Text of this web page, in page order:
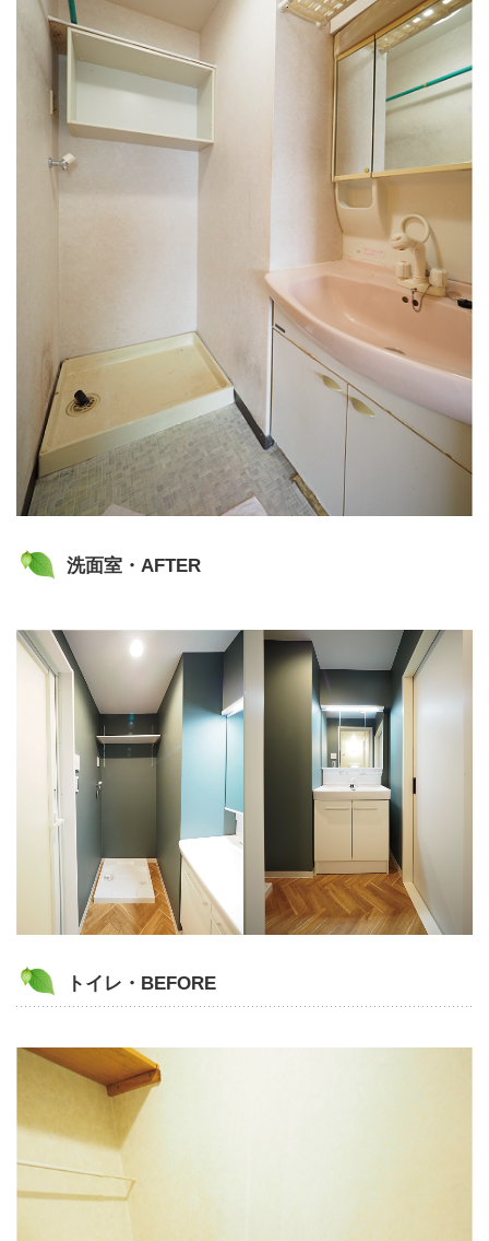
洗面室・AFTER
トイレ・BEFORE